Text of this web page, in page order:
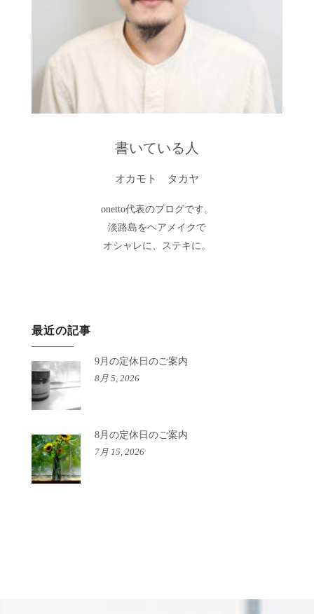
書いている人
オカモト タカヤ
onetto代表のブログです。
淡路島をヘアメイクで
オシャレに、ステキに。
最近の記事
9月の定休日のご案内
8月 5, 2026
8月の定休日のご案内
7月 15, 2026